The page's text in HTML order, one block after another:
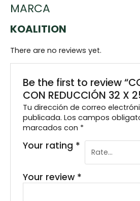
MARCA
KOALITION
There are no reviews yet.
Be the first to review
CON REDUCCIÓN 32 X
Tu dirección de correo
publicada. Los campos
marcados con *
Your rating *
Your review *